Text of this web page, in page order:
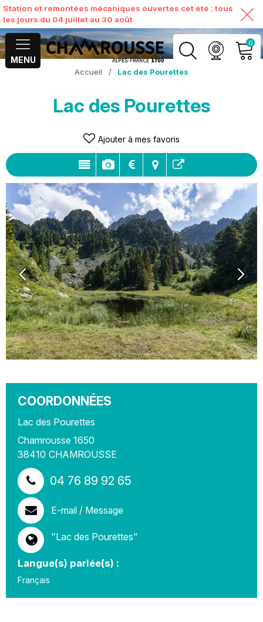
Station et remontées mécaniques ouvertes cet été : tous
les jours du 04 juillet au 30 août
MENU
0
MON COMPTE
VOIR MON PANIER
Accueil / Lac des Pourettes
Lac des Pourettes
Ajouter à mes favoris
COORDONNÉES
Lac des Pourettes
Chamrousse 1650
38410 CHAMROUSSE
04 76 89 92 65
E-mail / Message
"Lac des Pourettes"
Langue(s) parlée(s) :
Français